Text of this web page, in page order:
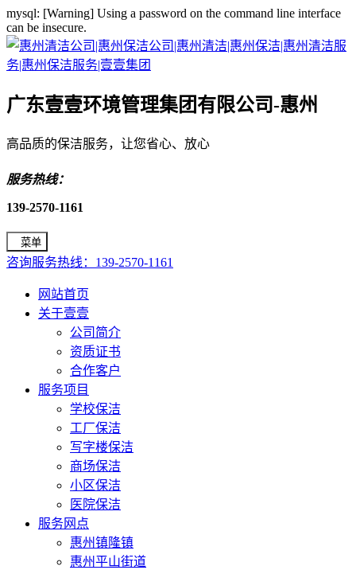
mysql: [Warning] Using a password on the command line interface
can be insecure.
广东壹壹环境管理集团有限公司-惠州
高品质的保洁服务，让您省心、放心
服务热线：
139-2570-1161
菜单
咨询服务热线：139-2570-1161
网站首页
关于壹壹
公司简介
资质证书
合作客户
服务项目
学校保洁
工厂保洁
写字楼保洁
商场保洁
小区保洁
医院保洁
服务网点
惠州镇隆镇
惠州平山街道